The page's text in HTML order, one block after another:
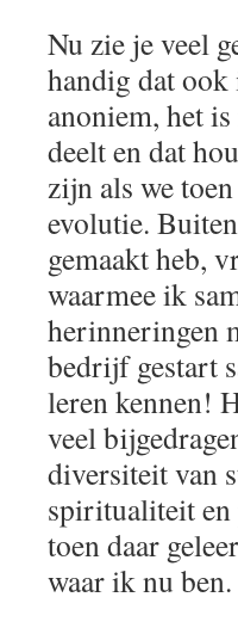
Nu zie je veel
handig dat
anoniem, het
deelt en dat
zijn als we
evolutie.
gemaakt heb,
waarmee ik
herinneringen
bedrijf gestart
leren kennen!
veel
diversiteit van
spiritualiteit
toen daar
waar ik nu ben.